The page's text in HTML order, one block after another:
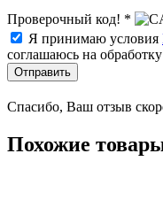
Проверочный код! *
Я принимаю условия
соглашаюсь на
Отправить
Спасибо, Ваш отзыв
Похожие